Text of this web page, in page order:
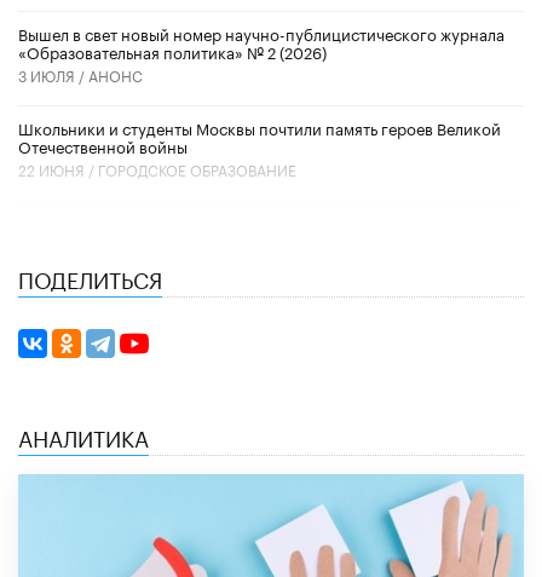
Вышел в свет новый номер научно-публицистического журнала
«Образовательная политика» № 2 (2026)
3 ИЮЛЯ / АНОНС
Школьники и студенты Москвы почтили память героев Великой
Отечественной войны
22 ИЮНЯ / ГОРОДСКОЕ ОБРАЗОВАНИЕ
ПОДЕЛИТЬСЯ
АНАЛИТИКА